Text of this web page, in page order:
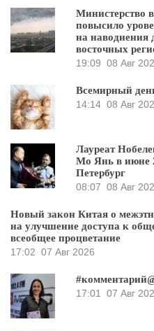
Министерство
повысило
на наводнения
восточных
19:09 08 Авг
Всемирный
14:14 08 Авг
Лауреат
Мо Янь в июне
Петербург
08:07 08 Авг
Новый закон Китая о
на улучшение доступа к
всеобщее процветание
17:02 07 Авг 2026
17:01
07 Авг